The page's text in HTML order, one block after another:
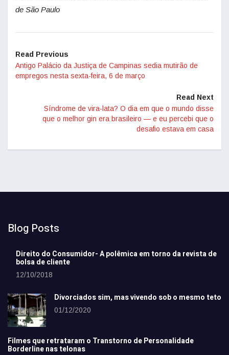
de São Paulo
Read Previous
Antigo Palácio da Justiça de Campinas sedia mutirão de
empregos nesta sexta-feira, 6 de março
Read Next
Síndrome de vira-lata? O dia em que o mundo disse
que o melhor gin era brasileiro — e eu percebi que o
desafio estava em casa
Blog Posts
Direito do Consumidor- A polêmica em torno da revista de
bolsa de cliente
12/10/2018
Divorciados sim, mas vivendo sob o mesmo teto
01/12/2020
Filmes que retrataram o Transtorno de Personalidade
Borderline nas telonas